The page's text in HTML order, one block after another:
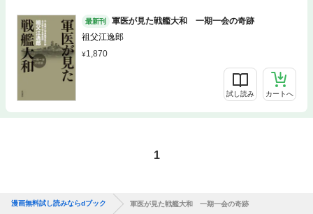
最新刊
軍医が見た戦艦大和 一期一会の奇跡
祖父江逸郎
1,870
試し読み カートへ
1
漫画無料試し読みならdブック 軍医が見た戦艦大和 一期一会の奇跡